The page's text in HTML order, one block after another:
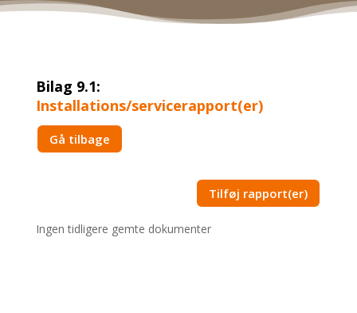
Bilag 9.1:
Installations/servicerapport(er)
Gå tilbage
Tilføj rapport(er)
Ingen tidligere gemte dokumenter